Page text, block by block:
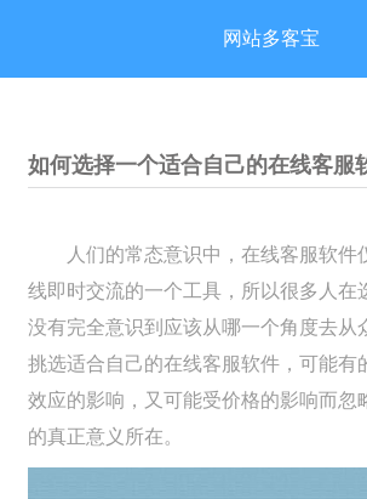
网站多客宝
如何选择一个适合自己的在线客服
人们的常态意识中，在线客服软件
线即时交流的一个工具，所以很多人在
没有完全意识到应该从哪一个角度去从
挑选适合自己的在线客服软件，可能有
效应的影响，又可能受价格的影响而忽
的真正意义所在。